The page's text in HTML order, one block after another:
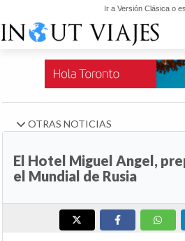
Ir a Versión Clásica o
OTRAS NOTICIAS
El Hotel Miguel Angel,
el Mundial de Rusia